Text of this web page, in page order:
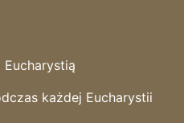
każdej Eucharystii